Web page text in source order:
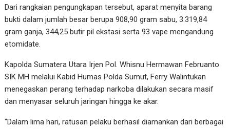
Dari rangkaian pengungkapan tersebut, aparat menyita barang
bukti dalam jumlah besar berupa 908,90 gram sabu, 3.319,84
gram ganja, 344,25 butir pil ekstasi serta 93 vape mengandung
etomidate.
Kapolda Sumatera Utara Irjen Pol. Whisnu Hermawan Februanto
SIK MH melalui Kabid Humas Polda Sumut, Ferry Walintukan
menegaskan perang terhadap narkoba dilakukan secara masif
dan menyasar seluruh jaringan hingga ke akar.
“Dalam lima hari, ratusan pelaku berhasil diamankan dari berbagai